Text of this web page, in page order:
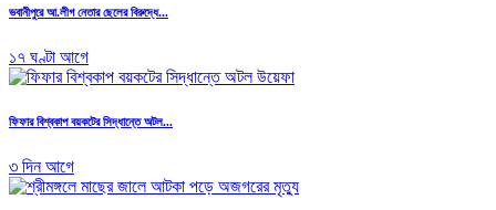
ভবানীপুরে আ.লীগ নেতার ছেলের বিরুদ্ধে...
১৭ ঘণ্টা আগে
ফিফার বিশ্বকাপ বয়কটের সিদ্ধান্তে অটল...
৩ দিন আগে